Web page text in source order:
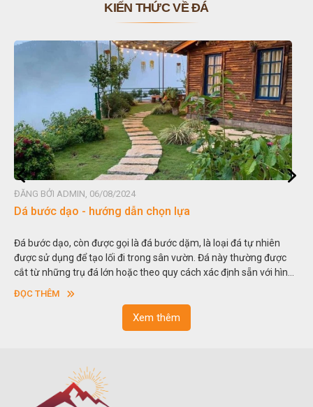
KIẾN THỨC VỀ ĐÁ
ĐĂNG BỞI ADMIN, 06/08/2024
Dá bước dạo - hướng dẫn chọn lựa
Đá bước dạo, còn được gọi là đá bước dặm, là loại đá tự nhiên
được sử dụng để tạo lối đi trong sân vườn. Đá này thường được
cắt từ những trụ đá lớn hoặc theo quy cách xác định sẵn với hình
vuông hoặc hình chữ nhật và có độ dày khác nhau.
ĐỌC THÊM
Xem thêm